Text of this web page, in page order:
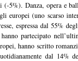
Danza, opera e
europei (uno scarso
espressa dal 55%
partecipato
hanno scritto
dal 14%